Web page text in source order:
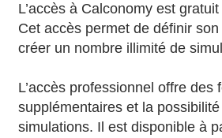
L’accès à Calconomy est
Cet accès permet de définir
créer un nombre illimité de
L’accès professionnel offre des
supplémentaires et la
simulations. Il est disponible à